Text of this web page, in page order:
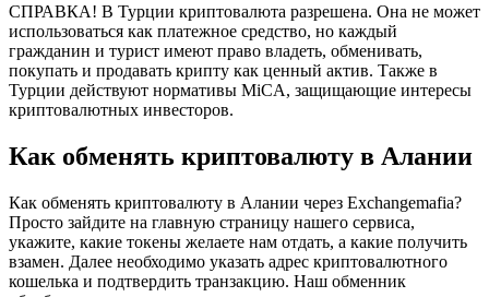
СПРАВКА! В Турции криптовалюта разрешена. Она не может
использоваться как платежное средство, но каждый
гражданин и турист имеют право владеть, обменивать,
покупать и продавать крипту как ценный актив. Также в
Турции действуют нормативы MiCA, защищающие интересы
криптовалютных инвесторов.
Как обменять криптовалюту в Алании
Как обменять криптовалюту в Алании через Exchangemafia?
Просто зайдите на главную страницу нашего сервиса,
укажите, какие токены желаете нам отдать, а какие получить
взамен. Далее необходимо указать адрес криптовалютного
кошелька и подтвердить транзакцию. Наш обменник